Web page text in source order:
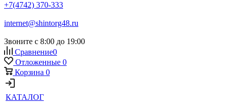
+7(4742) 370-333
internet@shintorg48.ru
Звоните с 8:00 до 19:00
Сравнение0
Отложенные 0
Корзина 0
КАТАЛОГ